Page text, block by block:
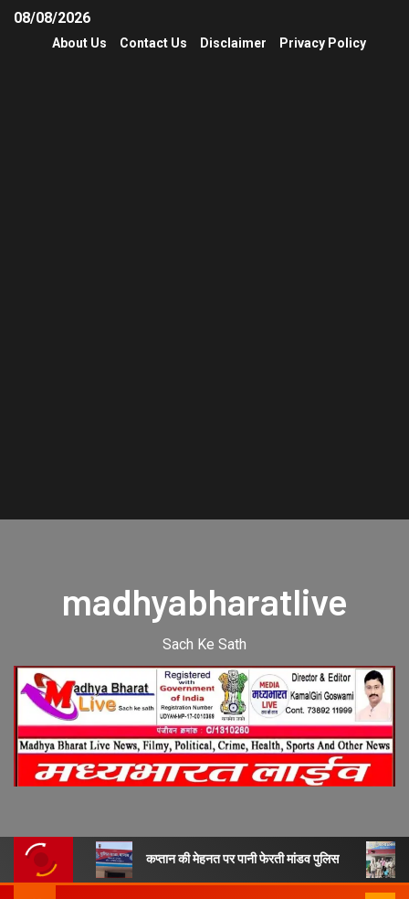
08/08/2026
About Us Contact Us Disclaimer Privacy Policy
madhyabharatlive
Sach Ke Sath
कप्तान की मेहनत पर पानी फेरती मांडव पुलिस